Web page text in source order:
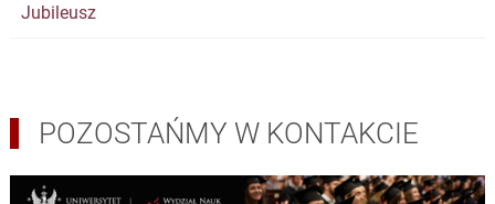
Jubileusz
POZOSTAŃMY W KONTAKCIE